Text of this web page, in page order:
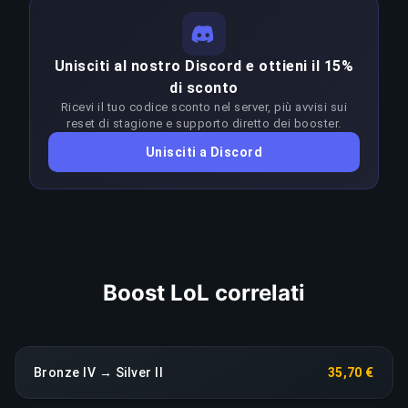
strategie ottimali e del game sense a questi
livelli. Vincere in modo costante nella fascia
Bronze IV–Silver I richiede un'abilità molto
superiore al rank target. I booster adattano
l'approccio a ogni patch per restare in vantaggio
sul meta; qualsiasi calo di rendimento prolungato
fa scattare una riassegnazione immediata senza
Unisciti al nostro Discord e ottieni il 15%
di sconto
Ricevi il tuo codice sconto nel server, più avvisi sui
reset di stagione e supporto diretto dei booster.
Unisciti a Discord
Boost LoL correlati
Bronze IV → Silver II 35,70 €